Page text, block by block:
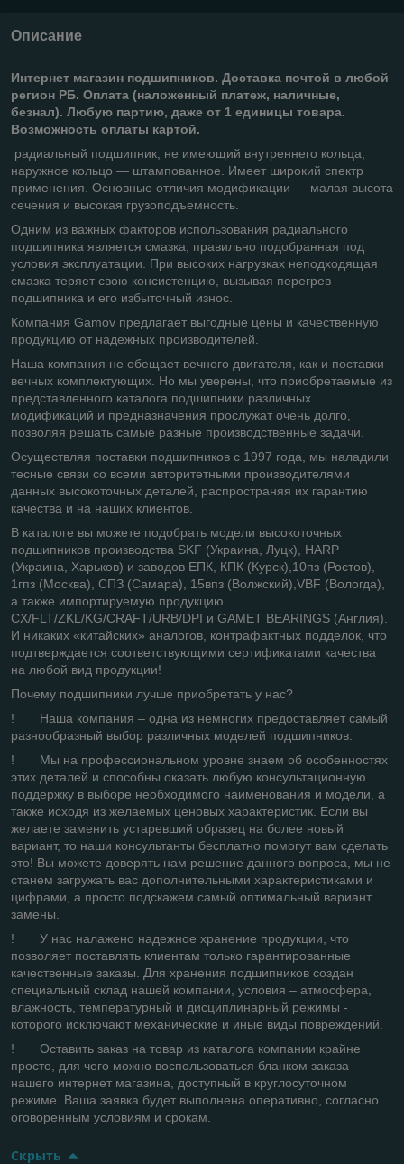
Описание
Интернет магазин подшипников. Доставка почтой в любой
регион РБ. Оплата (наложенный платеж, наличные,
безнал). Любую партию, даже от 1 единицы товара.
Возможность оплаты картой.
радиальный подшипник, не имеющий внутреннего кольца,
наружное кольцо — штампованное. Имеет широкий спектр
применения. Основные отличия модификации — малая высота
сечения и высокая грузоподъемность.
Одним из важных факторов использования радиального
подшипника является смазка, правильно подобранная под
условия эксплуатации. При высоких нагрузках неподходящая
смазка теряет свою консистенцию, вызывая перегрев
подшипника и его избыточный износ.
Компания Gamov предлагает выгодные цены и качественную
продукцию от надежных производителей.
Наша компания не обещает вечного двигателя, как и поставки
вечных комплектующих. Но мы уверены, что приобретаемые из
представленного каталога подшипники различных
модификаций и предназначения прослужат очень долго,
позволяя решать самые разные производственные задачи.
Осуществляя поставки подшипников с 1997 года, мы наладили
тесные связи со всеми авторитетными производителями
данных высокоточных деталей, распространяя их гарантию
качества и на наших клиентов.
В каталоге вы можете подобрать модели высокоточных
подшипников производства SKF (Украина, Луцк), HARP
(Украина, Харьков) и заводов ЕПК, КПК (Курск),10пз (Ростов),
1гпз (Москва), СПЗ (Самара), 15впз (Волжский),VBF (Вологда),
а также импортируемую продукцию
CX/FLT/ZKL/KG/CRAFT/URB/DPI и GAMET BEARINGS (Англия).
И никаких «китайских» аналогов, контрафактных подделок, что
подтверждается соответствующими сертификатами качества
на любой вид продукции!
Почему подшипники лучше приобретать у нас?
! Наша компания – одна из немногих предоставляет самый
разнообразный выбор различных моделей подшипников.
! Мы на профессиональном уровне знаем об особенностях
этих деталей и способны оказать любую консультационную
поддержку в выборе необходимого наименования и модели, а
также исходя из желаемых ценовых характеристик. Если вы
желаете заменить устаревший образец на более новый
вариант, то наши консультанты бесплатно помогут вам сделать
это! Вы можете доверять нам решение данного вопроса, мы не
станем загружать вас дополнительными характеристиками и
цифрами, а просто подскажем самый оптимальный вариант
замены.
! У нас налажено надежное хранение продукции, что
позволяет поставлять клиентам только гарантированные
качественные заказы. Для хранения подшипников создан
специальный склад нашей компании, условия – атмосфера,
влажность, температурный и дисциплинарный режимы -
которого исключают механические и иные виды повреждений.
! Оставить заказ на товар из каталога компании крайне
просто, для чего можно воспользоваться бланком заказа
нашего интернет магазина, доступный в круглосуточном
режиме. Ваша заявка будет выполнена оперативно, согласно
оговоренным условиям и срокам.
Скрыть